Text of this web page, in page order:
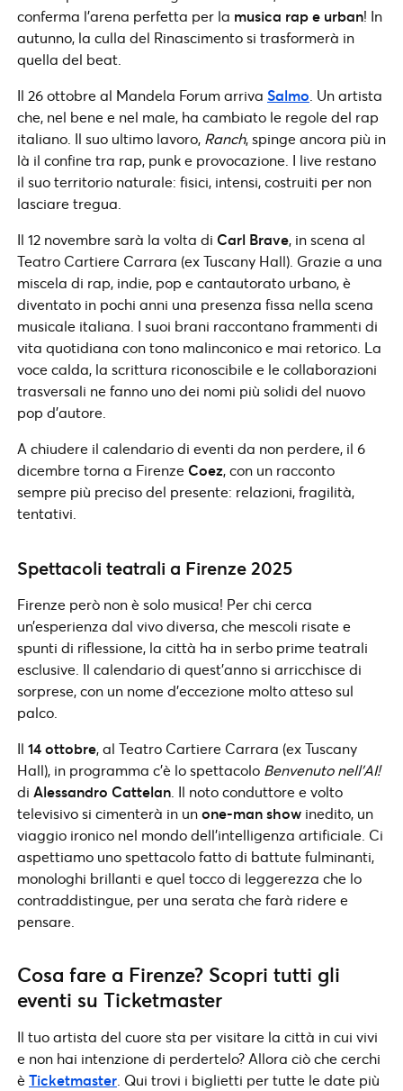
conferma l’arena perfetta per la musica rap e urban! In
autunno, la culla del Rinascimento si trasformerà in
quella del beat.
Il 26 ottobre al Mandela Forum arriva Salmo . Un artista
che, nel bene e nel male, ha cambiato le regole del rap
italiano. Il suo ultimo lavoro, Ranch, spinge ancora più in
là il confine tra rap, punk e provocazione. I live restano
il suo territorio naturale: fisici, intensi, costruiti per non
lasciare tregua.
Il 12 novembre sarà la volta di Carl Brave, in scena al
Teatro Cartiere Carrara (ex Tuscany Hall). Grazie a una
miscela di rap, indie, pop e cantautorato urbano, è
diventato in pochi anni una presenza fissa nella scena
musicale italiana. I suoi brani raccontano frammenti di
vita quotidiana con tono malinconico e mai retorico. La
voce calda, la scrittura riconoscibile e le collaborazioni
trasversali ne fanno uno dei nomi più solidi del nuovo
pop d’autore.
A chiudere il calendario di eventi da non perdere, il 6
dicembre torna a Firenze Coez, con un racconto
sempre più preciso del presente: relazioni, fragilità,
tentativi.
Spettacoli teatrali a Firenze 2025
Firenze però non è solo musica! Per chi cerca
un’esperienza dal vivo diversa, che mescoli risate e
spunti di riflessione, la città ha in serbo prime teatrali
esclusive. Il calendario di quest’anno si arricchisce di
sorprese, con un nome d’eccezione molto atteso sul
palco.
Il 14 ottobre, al Teatro Cartiere Carrara (ex Tuscany
Hall), in programma c’è lo spettacolo Benvenuto nell’AI!
di Alessandro Cattelan . Il noto conduttore e volto
televisivo si cimenterà in unone-man show inedito, un
viaggio ironico nel mondo dell’intelligenza artificiale. Ci
aspettiamo uno spettacolo fatto di battute fulminanti,
monologhi brillanti e quel tocco di leggerezza che lo
contraddistingue, per una serata che farà ridere e
pensare.
Cosa fare a Firenze? Scopri tutti gli
eventi su Ticketmaster
Il tuo artista del cuore sta per visitare la città in cui vivi
e non hai intenzione di perdertelo? Allora ciò che cerchi
èTicketmaster . Qui trovi i biglietti per tutte le date più